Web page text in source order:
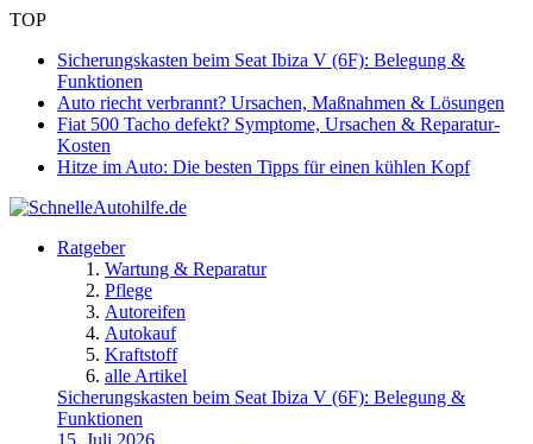
TOP
Sicherungskasten beim Seat Ibiza V (6F): Belegung &
Funktionen
Auto riecht verbrannt? Ursachen, Maßnahmen & Lösungen
Fiat 500 Tacho defekt? Symptome, Ursachen & Reparatur-
Kosten
Hitze im Auto: Die besten Tipps für einen kühlen Kopf
Ratgeber
Wartung & Reparatur
Pflege
Autoreifen
Autokauf
Kraftstoff
alle Artikel
Sicherungskasten beim Seat Ibiza V (6F): Belegung &
Funktionen
15. Juli 2026